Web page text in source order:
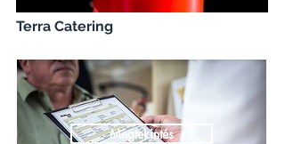
Terra Catering
Megtekintés